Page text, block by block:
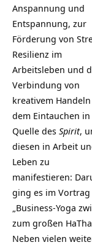
Anspannung und
Entspannung, zur
Förderung von
Resilienz im
Arbeitsleben und
Verbindung von
kreativem
dem Eintauchen
Quelle des Spirit,
diesen in Arbeit
Leben zu
manifestieren:
ging es im Vortrag
„Business-Yoga
zum großen
Neben vielen